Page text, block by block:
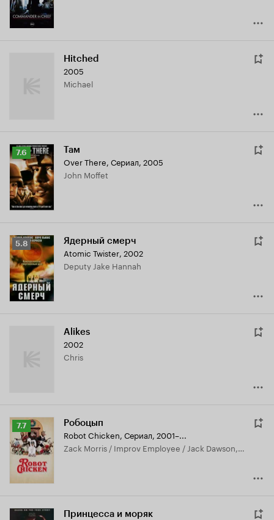
Hitched
2005
Michael
Рейтинг
Кинопоиска
7.6
7.6 Там
Over There, Сериал, 2005
John Moffet
Рейтинг
Кинопоиска
5.8
5.8 Ядерный смерч
Atomic Twister, 2002
Deputy Jake Hannah
Alikes
2002
Chris
Рейтинг
Кинопоиска
7.7
7.7 Робоцып
Robot Chicken, Сериал, 2001–...
Zack Morris / Improv Employee / Jack Dawson, озвучка
Принцесса и моряк